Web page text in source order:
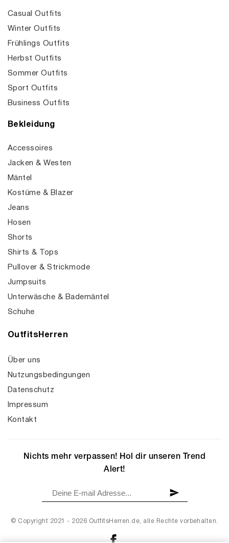
Casual Outfits
Winter Outfits
Frühlings Outfits
Herbst Outfits
Sommer Outfits
Sport Outfits
Business Outfits
Bekleidung
Accessoires
Jacken & Westen
Mäntel
Kostüme & Blazer
Jeans
Hosen
Shorts
Shirts & Tops
Pullover & Strickmode
Jumpsuits
Unterwäsche & Bademäntel
Schuhe
OutfitsHerren
Über uns
Nutzungsbedingungen
Datenschutz
Impressum
Kontakt
© Copyright 2021 - 2026 OutfitsHerren.de, alle Rechte vorbehalten.
Nichts mehr verpassen! Hol dir unseren Trend
Alert!